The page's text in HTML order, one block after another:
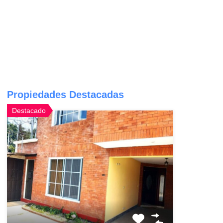
Propiedades Destacadas
Destacado